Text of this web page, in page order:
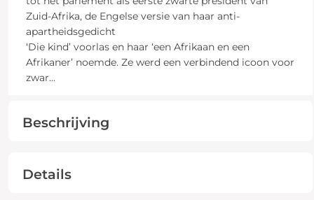
Zuid-Afrika, de Engelse versie van haar anti-
apartheidsgedicht
‘Die kind’ voorlas en haar ‘een Afrikaan en een
Afrikaner’ noemde. Ze werd een verbindend icoon voor
zwar...
Beschrijving
Details